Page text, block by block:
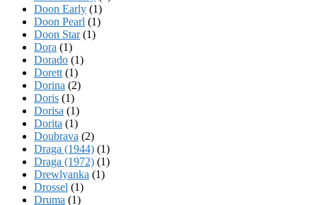
Doon Early (1)
Doon Pearl (1)
Doon Star(1)
Dora (1)
Dorado (1)
Dorett (1)
Dorina (2)
Doris (1)
Dorisa (1)
Dorita (1)
Doubrava (2)
Draga (1944) (1)
Draga (1972) (1)
Drewlyanka (1)
Drossel (1)
Druma (1)